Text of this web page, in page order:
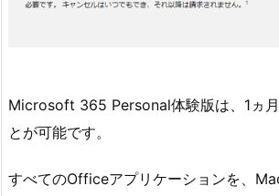
Microsoft 365 Personal体験版は、1ヵ
とが可能です。
すべてのOfficeアプリケーションを、